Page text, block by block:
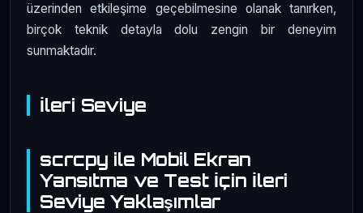
üzerinden etkileşime geçebilmesine olanak tanırken,
birçok teknik detayla dolu zengin bir deneyim
sunmaktadır.
İleri Seviye
scrcpy ile Mobil Ekran
Yansıtma ve Test İçin İleri
Seviye Yaklaşımlar